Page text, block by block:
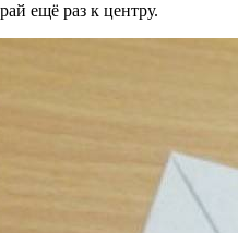
ещё раз к центру.